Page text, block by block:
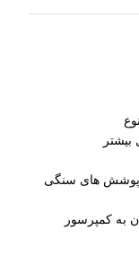
پوشش‌ های سنگی
به کمپرسور